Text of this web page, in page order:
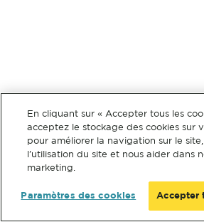
En cliquant sur « Accepter tous les
acceptez le stockage des cookies sur
pour améliorer la navigation sur le
l’utilisation du site et nous aider dans
marketing.
Paramètres des cookies Accepter